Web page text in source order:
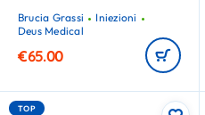
Brucia Grassi
Iniezioni
Deus Medical
€65.00
TOP